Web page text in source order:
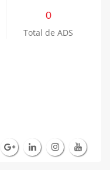
0
Total de ADS